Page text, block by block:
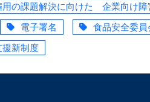
用の課題解決に向けた 企業向け障
電子署名
食品安全委員
援新制度